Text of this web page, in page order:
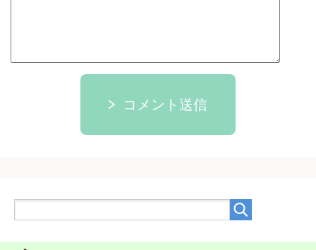
コメント送信